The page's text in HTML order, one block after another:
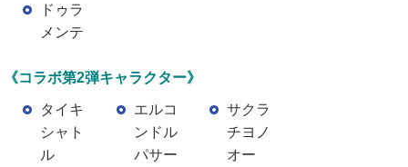
ドゥラ
メンテ
《コラボ第2弾キャラクター》
タイキ
シャト
ル
エルコ
ンドル
パサー
サクラ
チヨノ
オー